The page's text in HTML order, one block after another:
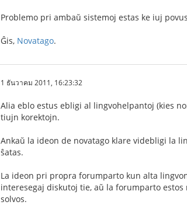
Problemo pri ambaŭ sistemoj estas ke iuj
Ĝis, Novatago.
1 ธันวาคม 2011, 16:23:32
Alia eblo estus ebligi al lingvohelpantoj (kies
tiujn korektojn.
Ankaŭ la ideon de novatago klare videbligi la
ŝatas.
La ideon pri propra forumparto kun alta
interesegaj diskutoj tie, aŭ la forumparto
solvos.